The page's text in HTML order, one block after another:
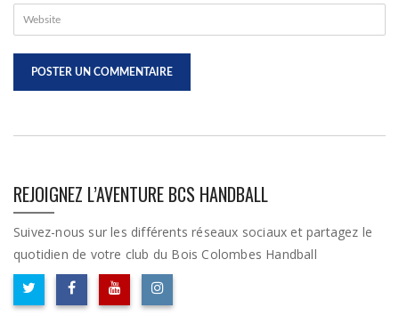
REJOIGNEZ L’AVENTURE BCS HANDBALL
Suivez-nous sur les différents réseaux sociaux et partagez le
quotidien de votre club du Bois Colombes Handball